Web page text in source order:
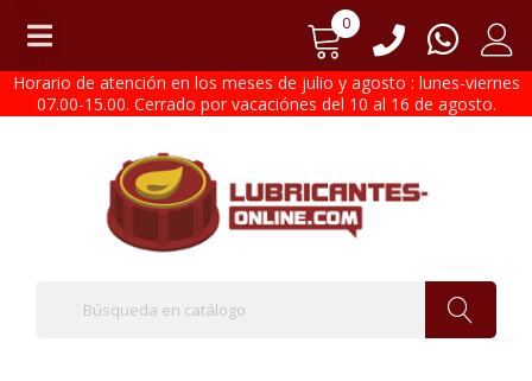
0
Horario de atención en los meses de julio y agosto : lunes-viernes
07.00-15.00. Cerrado por vacaciónes del 10 al 16 de agosto.